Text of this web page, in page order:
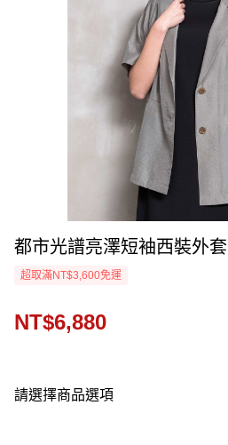
都市光譜亮澤短袖西裝外套
超取滿NT$3,600免運
NT$6,880
請選擇商品選項